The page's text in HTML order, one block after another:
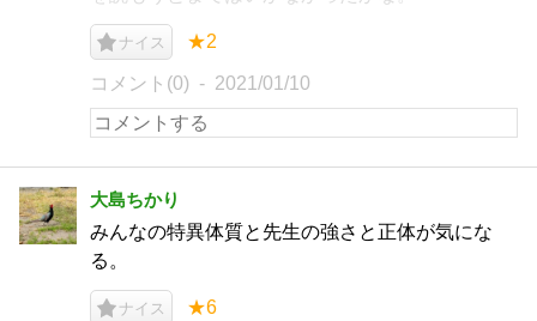
ナイス ★2
コメント(0) 2021/01/10
大島ちかり
みんなの特異体質と先生の強さと正体が気にな
る。
ナイス ★6